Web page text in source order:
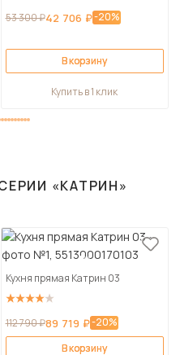
53 300 ₽42 706 ₽-20%
В корзину
Купить в 1 клик
«КАТРИН»
Кухня прямая Катрин 03
112 790 ₽89 719 ₽-20%
В корзину